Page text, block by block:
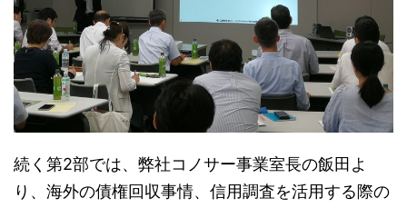
続く第2部では、弊社コノサー事業室長の飯田よ
り、海外の債権回収事情、信用調査を活用する際の